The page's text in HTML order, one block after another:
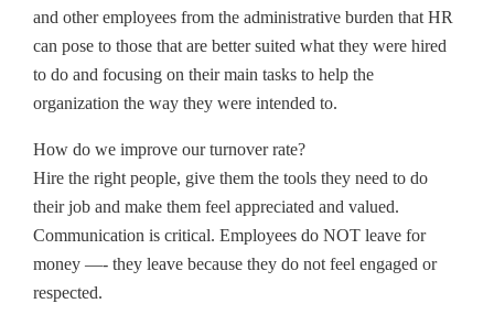
and other employees from the administrative burden that HR
can pose to those that are better suited what they were hired
to do and focusing on their main tasks to help the
organization the way they were intended to.
How do we improve our turnover rate?
Hire the right people, give them the tools they need to do
their job and make them feel appreciated and valued.
Communication is critical. Employees do NOT leave for
money —- they leave because they do not feel engaged or
respected.